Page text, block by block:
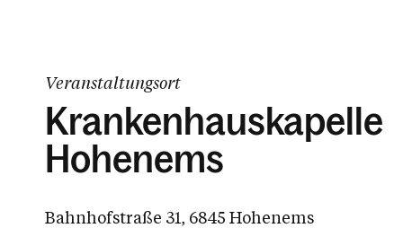
Veranstaltungsort
Krankenhauskapelle
Hohenems
Bahnhofstraße 31, 6845 Hohenems